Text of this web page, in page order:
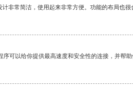
非常简洁，使用起来非常方便。功能的布局也很
序可以给你提供最高速度和安全性的连接，并帮助